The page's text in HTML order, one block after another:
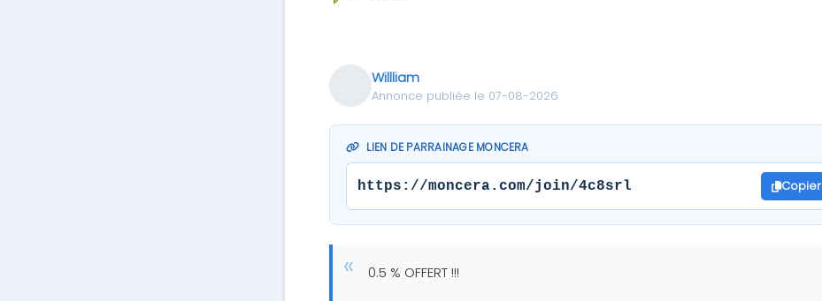
Willliam
Annonce publiée le 07-08-2026
LIEN DE PARRAINAGE MONCERA
https://moncera.com/join/4c8srl Copier
0.5 % OFFERT !!!